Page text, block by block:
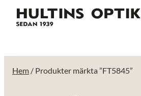
Hem / Produkter märkta ”FT5845”